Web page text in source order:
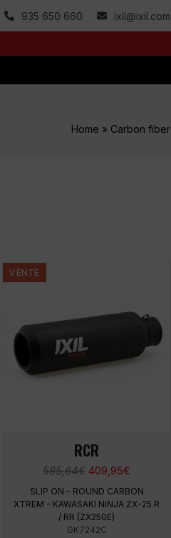
935 650 660 ixil@ixil.com
Home » Carbon fiber
VENTE
RCR
585,64€ Le
prix
initial
était :
585,64€.
409,95€
prix
actuel
SLIP ON - ROUND CARBON
XTREM - KAWASAKI NINJA ZX-25 R
/ RR (ZX250E)
GK7242C